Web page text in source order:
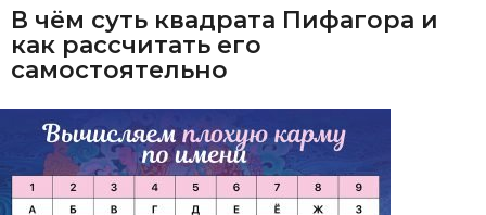
В чём суть квадрата Пифагора и
как рассчитать его
самостоятельно